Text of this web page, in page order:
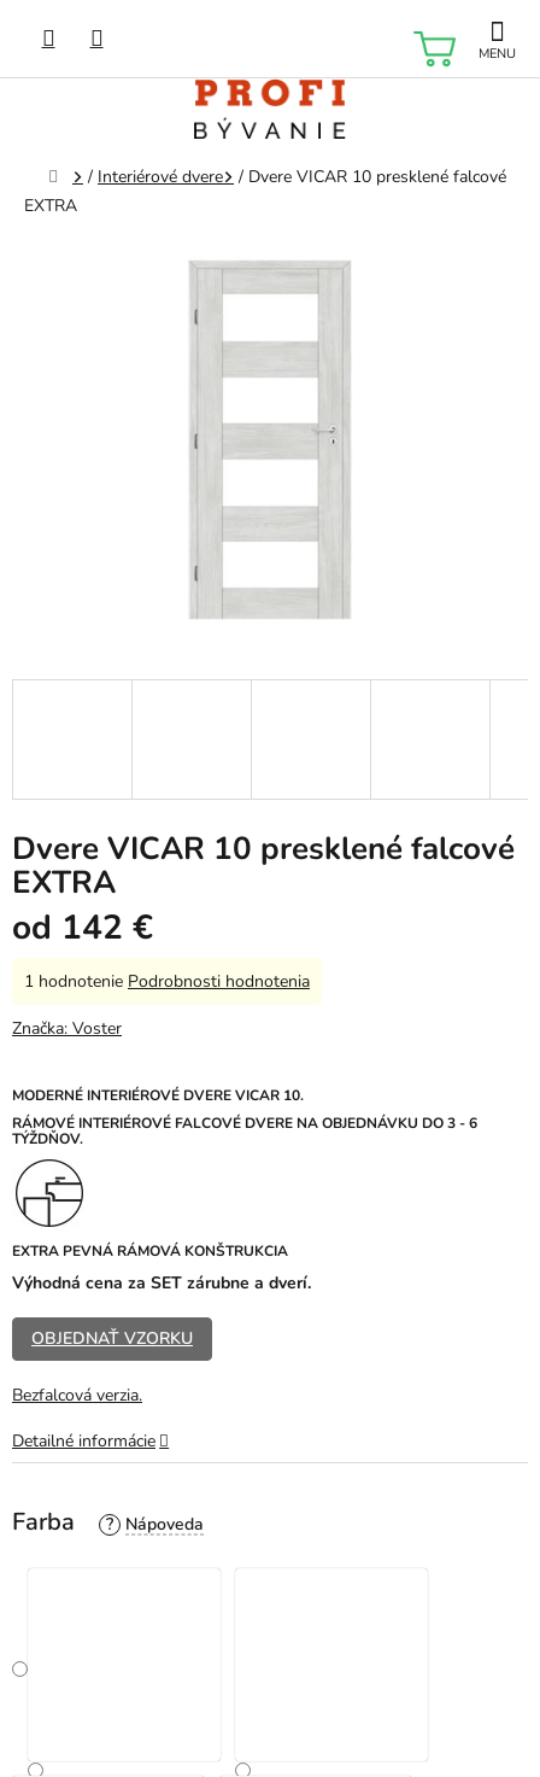
obsah
Domov
/ Interiérové dvere / Dvere VICAR 10 presklené falcové
EXTRA
Dvere VICAR 10 presklené falcové
EXTRA
od 142 €
Farba ?
MODERNÉ INTERIÉROVÉ DVERE VICAR 10.
RÁMOVÉ INTERIÉROVÉ FALCOVÉ DVERE NA OBJEDNÁVKU DO 3 - 6
TÝŽDŇOV.
EXTRA PEVNÁ RÁMOVÁ KONŠTRUKCIA
Výhodná cena za SET zárubne a dverí.
OBJEDNAŤ VZORKU
Bezfalcová verzia.
Detailné informácie
Priemerné
produktu
z
5
hviezdičiek.
1 hodnotenie Podrobnosti hodnotenia
Značka: Voster